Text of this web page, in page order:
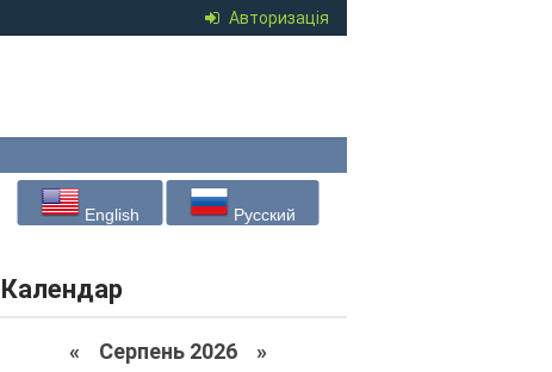
Авторизація
English Русский
Календар
« Серпень 2026 »